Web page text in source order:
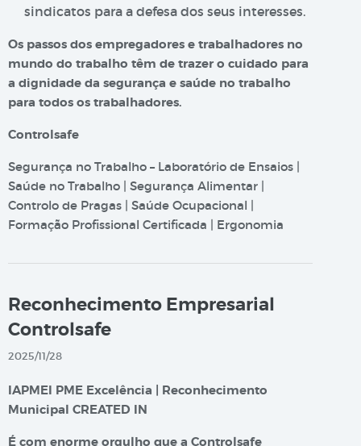
sindicatos para a defesa dos seus interesses.
Os passos dos empregadores e trabalhadores no
mundo do trabalho têm de trazer o cuidado para
a dignidade da segurança e saúde no trabalho
para todos os trabalhadores.
Controlsafe
Segurança no Trabalho – Laboratório de Ensaios |
Saúde no Trabalho | Segurança Alimentar |
Controlo de Pragas | Saúde Ocupacional |
Formação Profissional Certificada | Ergonomia
Reconhecimento Empresarial
Controlsafe
2025/11/28
IAPMEI PME Excelência | Reconhecimento
Municipal CREATED IN
É com enorme orgulho que a Controlsafe